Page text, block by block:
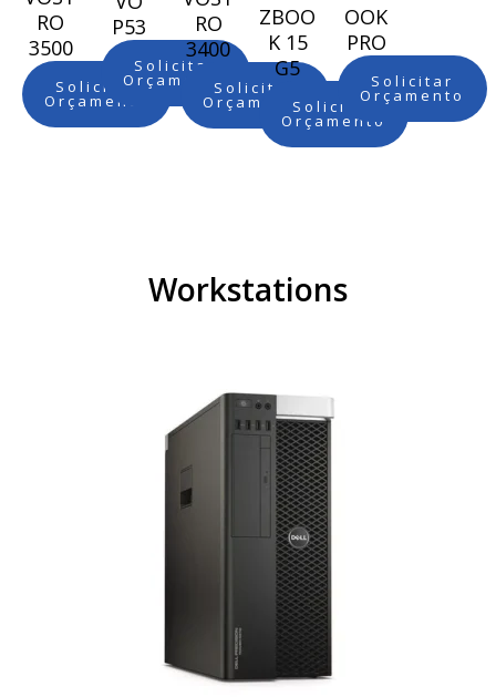
RO
3500
Solicitar
Orçamento
P53
Solicitar
Orçamento
RO
3400
Solicitar
Orçamento
ZBOO
K 15
G5
Solicitar
Orçamento
OOK
PRO
Solicitar
Orçamento
Workstations